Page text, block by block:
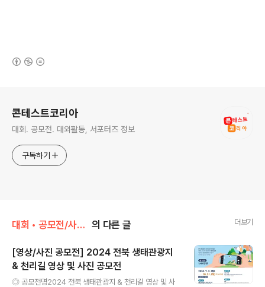
콘테스트코리아
대회. 공모전. 대외활동, 서포터즈 정보
구독하기
대회 • 공모전/사진 • 영상 의 다른 글 더보기
[영상/사진 공모전] 2024 전북 생태관광지
& 천리길 영상 및 사진 공모전
◎ 공모전명2024 전북 생태관광지 & 천리길 영상 및 사